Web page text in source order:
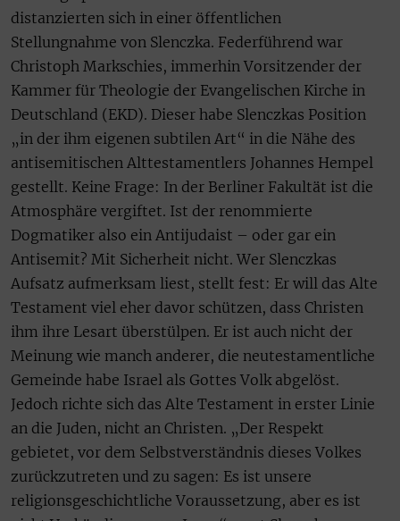
distanzierten sich in einer öffentlichen
Stellungnahme von Slenczka. Federführend war
Christoph Markschies, immerhin Vorsitzender der
Kammer für Theologie der Evangelischen Kirche in
Deutschland (EKD). Dieser habe Slenczkas Position
„in der ihm eigenen subtilen Art“ in die Nähe des
antisemitischen Alttestamentlers Johannes Hempel
gestellt. Keine Frage: In der Berliner Fakultät ist die
Atmosphäre vergiftet. Ist der renommierte
Dogmatiker also ein Antijudaist – oder gar ein
Antisemit? Mit Sicherheit nicht. Wer Slenczkas
Aufsatz aufmerksam liest, stellt fest: Er will das Alte
Testament viel eher davor schützen, dass Christen
ihm ihre Lesart überstülpen. Er ist auch nicht der
Meinung wie manch anderer, die neutestamentliche
Gemeinde habe Israel als Gottes Volk abgelöst.
Jedoch richte sich das Alte Testament in erster Linie
an die Juden, nicht an Christen. „Der Respekt
gebietet, vor dem Selbstverständnis dieses Volkes
zurückzutreten und zu sagen: Es ist unsere
religionsgeschichtliche Voraussetzung, aber es ist